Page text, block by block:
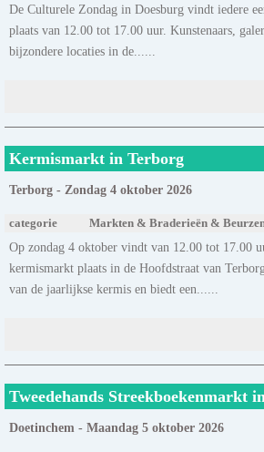
De Culturele Zondag in Doesburg vindt iedere
plaats van 12.00 tot 17.00 uur. Kunstenaars,
bijzondere locaties in de......
Kermismarkt in Terborg
Terborg - Zondag 4 oktober 2026
categorie Markten & Braderieën &
Op zondag 4 oktober vindt van 12.00 tot 17.00
kermismarkt plaats in de Hoofdstraat van
van de jaarlijkse kermis en biedt een......
Tweedehands Streekboekenmarkt
Doetinchem - Maandag 5 oktober 2026